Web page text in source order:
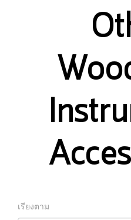
เรียงตาม